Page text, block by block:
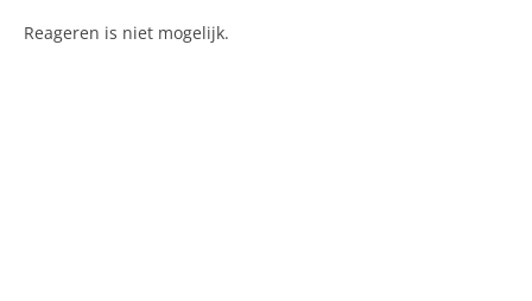
Reageren is niet mogelijk.